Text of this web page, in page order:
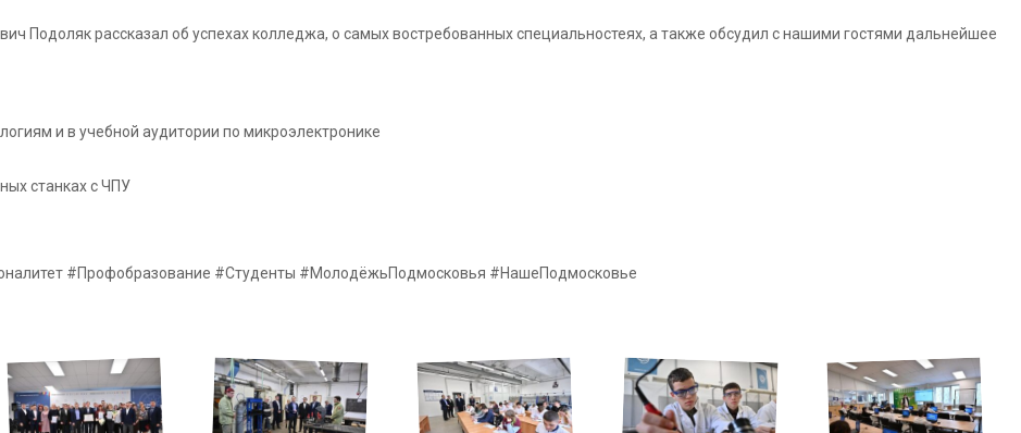
Подоляк рассказал об успехах колледжа, о самых востребованных специальностеях, а также обсудил с нашими гостями дальнейшее
и в учебной аудитории по микроэлектронике
станках с ЧПУ
#Профобразование #Студенты #МолодёжьПодмосковья #НашеПодмосковье